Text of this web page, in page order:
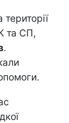
та СП,
.